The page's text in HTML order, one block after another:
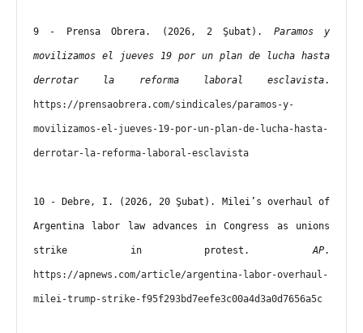
9 - Prensa Obrera. (2026, 2 Şubat). Paramos y
movilizamos el jueves 19 por un plan de lucha hasta
derrotar la reforma laboral esclavista
https://prensaobrera.com/sindicales/paramos-y-
movilizamos-el-jueves-19-por-un-plan-de-lucha-hasta-
derrotar-la-reforma-laboral-esclavista
10 - Debre, I. (2026, 20 Şubat). Milei’s overhaul of
Argentina labor law advances in Congress as unions
strike in protest. AP
https://apnews.com/article/argentina-labor-overhaul-
milei-trump-strike-f95f293bd7eefe3c00a4d3a0d7656a5c